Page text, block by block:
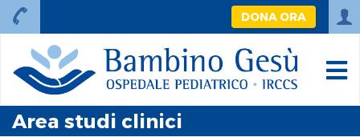
DONA ORA
Area studi clinici